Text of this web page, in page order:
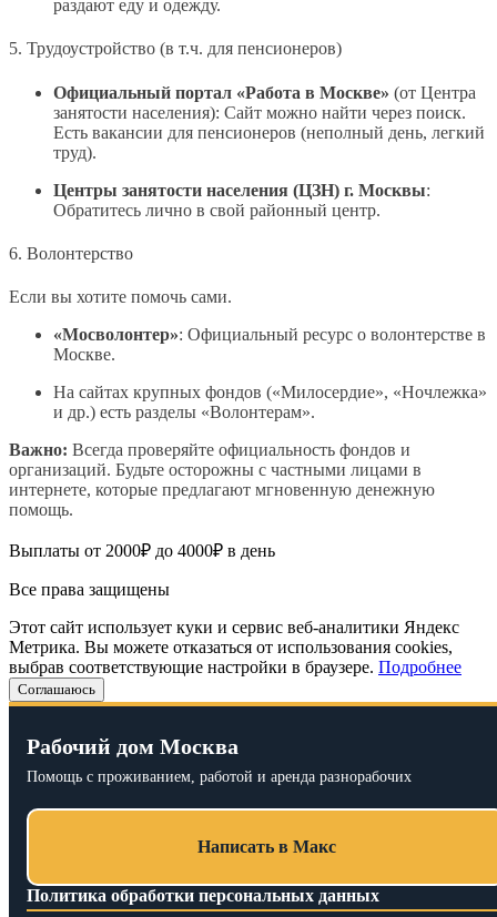
раздают еду и одежду.
5. Трудоустройство (в т.ч. для пенсионеров)
Официальный портал «Работа в Москве» (от Центра
занятости населения): Сайт можно найти через поиск.
Есть вакансии для пенсионеров (неполный день, легкий
труд).
Центры занятости населения (ЦЗН) г. Москвы:
Обратитесь лично в свой районный центр.
6. Волонтерство
Если вы хотите помочь сами.
«Мосволонтер»: Официальный ресурс о волонтерстве в
Москве.
На сайтах крупных фондов («Милосердие», «Ночлежка»
и др.) есть разделы «Волонтерам».
Важно: Всегда проверяйте официальность фондов и
организаций. Будьте осторожны с частными лицами в
интернете, которые предлагают мгновенную денежную
помощь.
Выплаты от 2000₽ до 4000₽ в день
Все права защищены
Этот сайт использует куки и сервис веб-аналитики Яндекс
Метрика. Вы можете отказаться от использования cookies,
выбрав соответствующие настройки в браузере. Подробнее
Соглашаюсь
Рабочий дом Москва
Помощь с проживанием, работой и аренда разнорабочих
Написать в Макс
Политика обработки персональных данных